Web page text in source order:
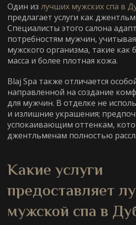
Один из лучших мужских спа в
предлагает услуги как
Специалисты этого салона
потребностям мужчин,
мужского организма, такие
масса и более плотная кожа.
Blaj Spa также отличается
направленной на создание
для мужчин. В отделке не
и излишние украшения;
успокаивающим оттенкам,
джентльменам полностью
Какие услуги
предоставляет
мужской спа в